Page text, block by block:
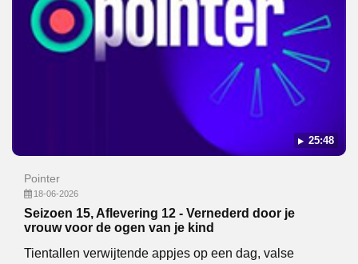
25:48
Pointer
18-06-2026
Seizoen 15, Aflevering 12 - Vernederd door je
vrouw voor de ogen van je kind
Tientallen verwijtende appjes op een dag, valse